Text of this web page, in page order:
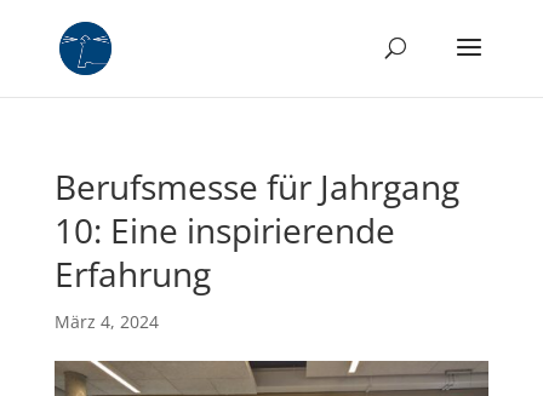
Berufsmesse für Jahrgang
10: Eine inspirierende
Erfahrung
März 4, 2024